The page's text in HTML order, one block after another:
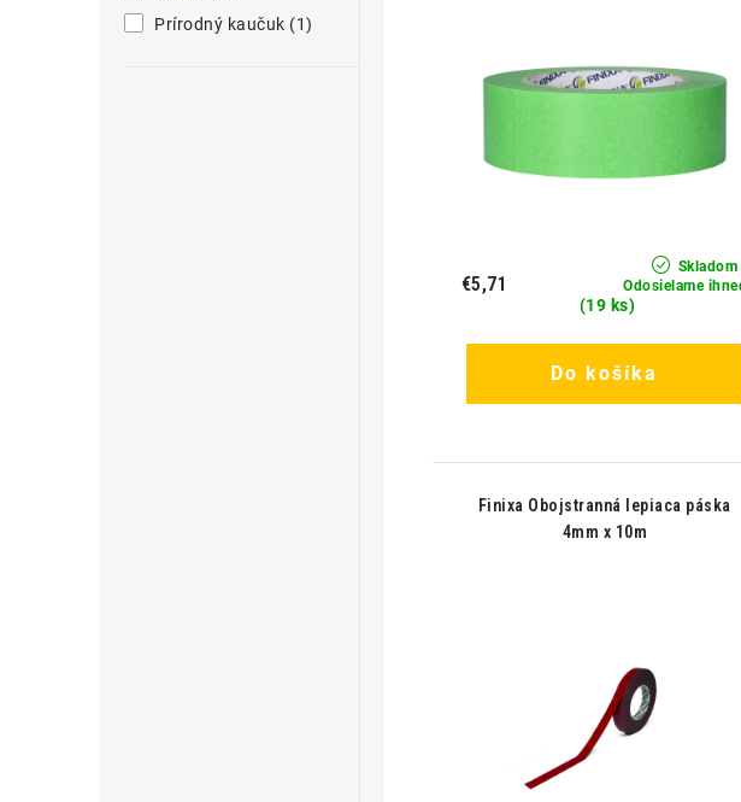
Prírodný kaučuk (1)
Skladom
Odosielame
(19 ks)
€5,71
Do košíka
Finixa Obojstranná lepiaca páska
4mm x 10m